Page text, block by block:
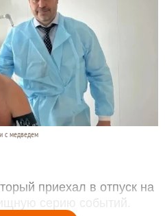
с медведем
приехал в отпуск на
серию событий.